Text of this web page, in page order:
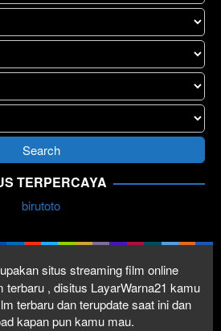
TERPERCAYA
birutoto
situs streaming film online
terbaru , disitus LayarWarna21 kamu
terbaru dan terupdate saat ini dan
kapan pun kamu mau.